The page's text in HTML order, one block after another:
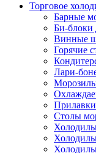
Торговое
Барные
Би-блоки
Винные
Горячие
Лари-
Столы